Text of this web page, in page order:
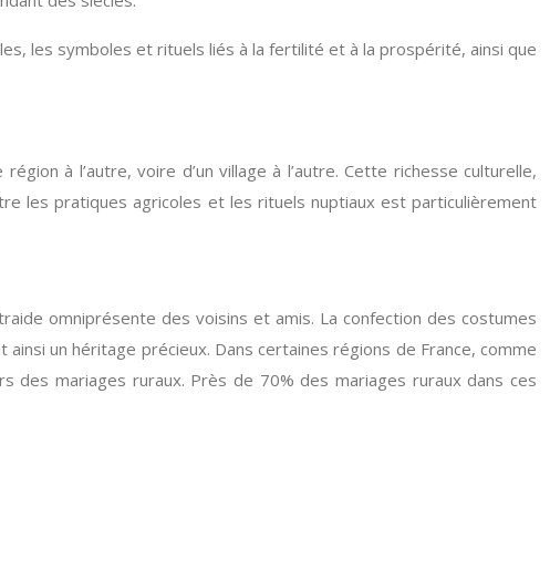
les symboles et rituels liés à la fertilité et à la prospérité, ainsi que
à l’autre, voire d’un village à l’autre. Cette richesse culturelle,
les pratiques agricoles et les rituels nuptiaux est particulièrement
omniprésente des voisins et amis. La confection des costumes
un héritage précieux. Dans certaines régions de France, comme
des mariages ruraux. Près de 70% des mariages ruraux dans ces